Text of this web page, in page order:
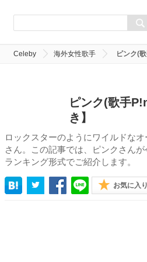
Celeby 海外女性歌手 ピンク(
ピンク(歌手
き】
ロックスターのようにワイルドな
さん。この記事では、ピンクさん
ランキング形式でご紹介します。
お気に入